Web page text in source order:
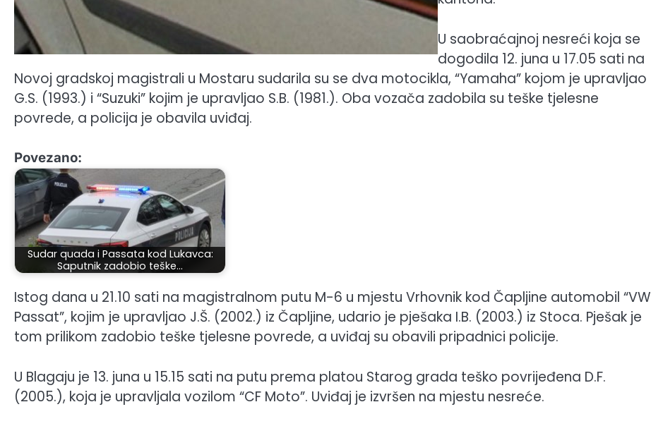
U saobraćajnoj nesreći koja se
dogodila 12. juna u 17.05 sati na
Novoj gradskoj magistrali u Mostaru sudarila su se dva motocikla, “Yamaha” kojom je upravljao
G.S. (1993.) i “Suzuki” kojim je upravljao S.B. (1981.). Oba vozača zadobila su teške tjelesne
povrede, a policija je obavila uviđaj.
Povezano:
Sudar quada i Passata kod Lukavca:
Saputnik zadobio teške…
Istog dana u 21.10 sati na magistralnom putu M-6 u mjestu Vrhovnik kod Čapljine automobil “VW
Passat”, kojim je upravljao J.Š. (2002.) iz Čapljine, udario je pješaka I.B. (2003.) iz Stoca. Pješak je
tom prilikom zadobio teške tjelesne povrede, a uviđaj su obavili pripadnici policije.
U Blagaju je 13. juna u 15.15 sati na putu prema platou Starog grada teško povrijeđena D.F.
(2005.), koja je upravljala vozilom “CF Moto”. Uviđaj je izvršen na mjestu nesreće.